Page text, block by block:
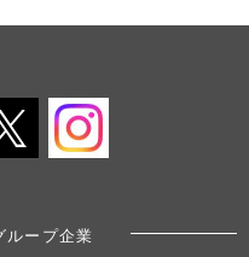
ループ企業